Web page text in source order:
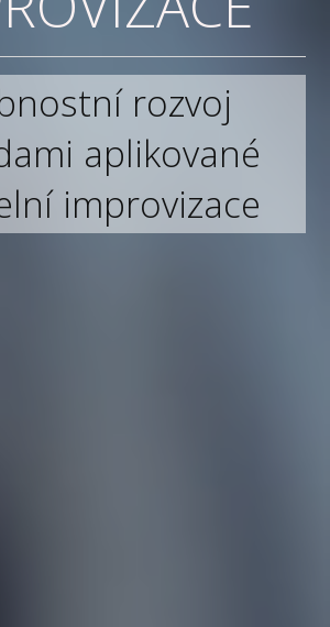
rozvoj
aplikované
improvizace